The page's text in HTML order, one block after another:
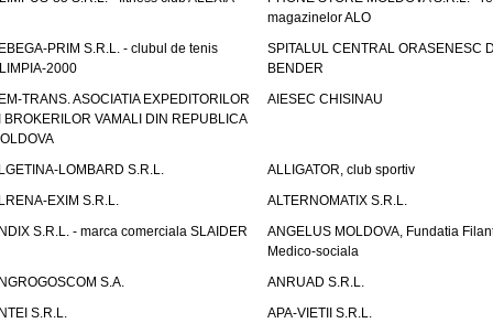
magazinelor ALO
PRIM S.R.L. - clubul de tenis
2000
SPITALUL CENTRAL ORASENESC
BENDER
TRANS. ASOCIATIA EXPEDITORILOR
BROKERILOR VAMALI DIN REPUBLICA
AIESEC CHISINAU
LOMBARD S.R.L.
ALLIGATOR, club sportiv
EXIM S.R.L.
ALTERNOMATIX S.R.L.
S.R.L. - marca comerciala SLAIDER
ANGELUS MOLDOVA, Fundatia
Medico-sociala
S.A.
ANRUAD S.R.L.
S.R.L.
APA-VIETII S.R.L.